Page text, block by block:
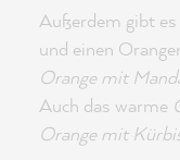
Außerdem gibt
und einen
Orange mit
Auch das warme
Orange mit